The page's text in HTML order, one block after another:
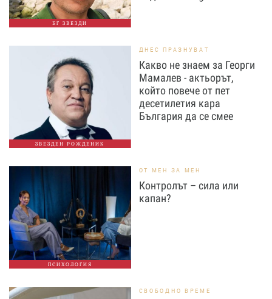
БГ ЗВЕЗДИ
ЗВЕЗДЕН РОЖДЕНИК
ДНЕС ПРАЗНУВАТ
Какво не знаем за Георги
Мамалев - актьорът,
който повече от пет
десетилетия кара
България да се смее
ПСИХОЛОГИЯ
ОТ МЕН ЗА МЕН
Контролът – сила или
капан?
СВОБОДНО ВРЕМЕ